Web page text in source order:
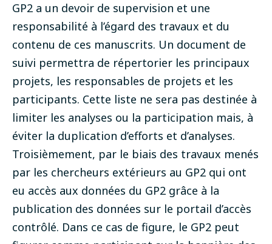
GP2 a un devoir de supervision et une
responsabilité à l’égard des travaux et du
contenu de ces manuscrits. Un document de
suivi permettra de répertorier les principaux
projets, les responsables de projets et les
participants. Cette liste ne sera pas destinée à
limiter les analyses ou la participation mais, à
éviter la duplication d’efforts et d’analyses.
Troisièmement, par le biais des travaux menés
par les chercheurs extérieurs au GP2 qui ont
eu accès aux données du GP2 grâce à la
publication des données sur le portail d’accès
contrôlé. Dans ce cas de figure, le GP2 peut